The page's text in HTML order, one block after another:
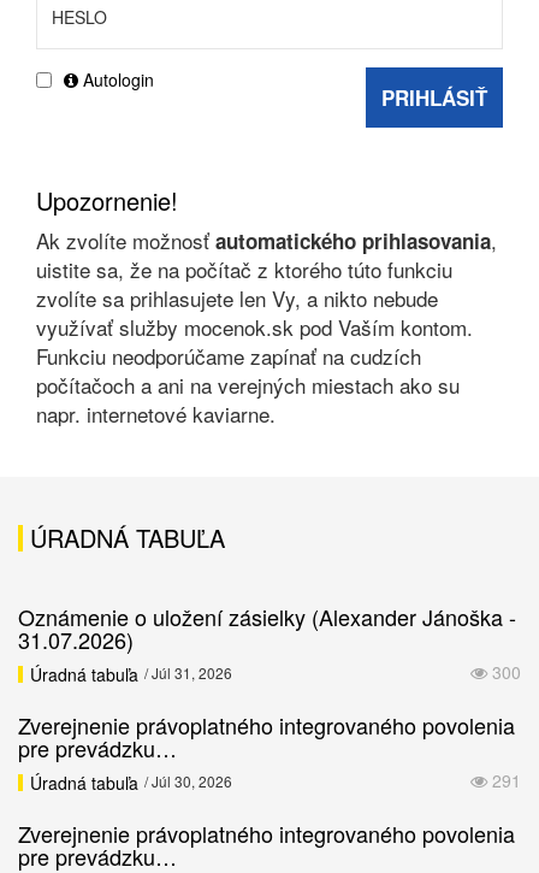
Autologin
PRIHLÁSIŤ
Upozornenie!
Ak zvolíte možnosťautomatického prihlasovania,
uistite sa, že na počítač z ktorého túto funkciu
zvolíte sa prihlasujete len Vy, a nikto nebude
využívať služby mocenok.sk pod Vaším kontom.
Funkciu neodporúčame zapínať na cudzích
počítačoch a ani na verejných miestach ako su
napr. internetové kaviarne.
ÚRADNÁ TABUĽA
Oznámenie o uložení zásielky (Alexander Jánoška -
31.07.2026)
300
Úradná tabuľa / Júl 31, 2026
Zverejnenie právoplatného integrovaného povolenia
pre prevádzku…
291
Úradná tabuľa / Júl 30, 2026
Zverejnenie právoplatného integrovaného povolenia
pre prevádzku…